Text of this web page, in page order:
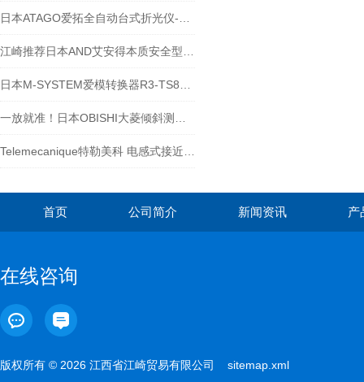
首页 公司简介 新闻资讯 产
在线咨询
版权所有 © 2026 江西省江崎贸易有限公司 sitemap.xml